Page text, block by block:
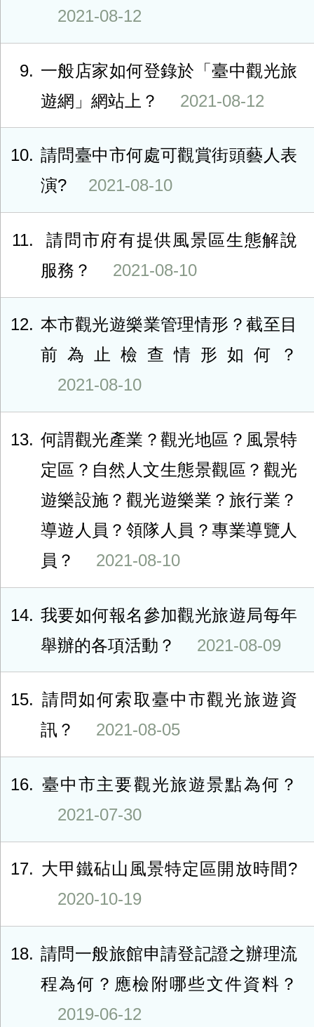
2021-08-12
9
一般店家如何登錄於「臺中觀光旅
遊網」網站上？
2021-08-12
10
請問臺中市何處可觀賞街頭藝人表
演?
2021-08-10
11
請問市府有提供風景區生態解說
服務？
2021-08-10
12
本市觀光遊樂業管理情形？截至目
前為止檢查情形如何？
2021-08-10
13
何謂觀光產業？觀光地區？風景特
定區？自然人文生態景觀區？觀光
遊樂設施？觀光遊樂業？旅行業？
導遊人員？領隊人員？專業導覽人
員？
2021-08-10
14
我要如何報名參加觀光旅遊局每年
舉辦的各項活動？
2021-08-09
15
請問如何索取臺中市觀光旅遊資
訊？
2021-08-05
16
臺中市主要觀光旅遊景點為何？
2021-07-30
17
大甲鐵砧山風景特定區開放時間?
2020-10-19
18
請問一般旅館申請登記證之辦理流
程為何？應檢附哪些文件資料？
2019-06-12